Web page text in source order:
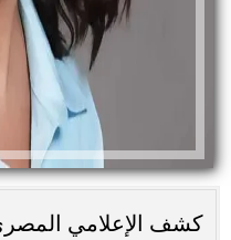
كشف الإعلامي